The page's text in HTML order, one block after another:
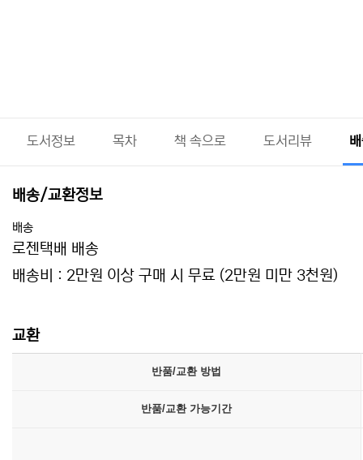
도서정보 목차 책 속으로 도서리뷰
배송/교환정보
배송
로젠택배 배송
배송비 : 2만원 이상 구매 시 무료 (2만원 미만 3천원)
교환
반품/교환 방법
반품/교환 가능기간